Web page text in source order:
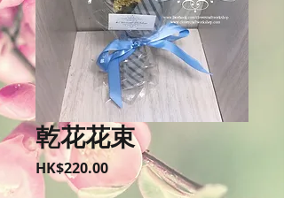
乾花花束
HK$220.00價
格